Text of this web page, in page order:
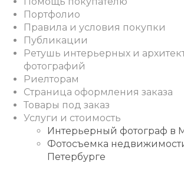
Портфолио
Правила и условия покупки
Публикации
Ретушь интерьерных и
фотографий
Риелторам
Страница оформления заказа
Товары под заказ
Услуги и стоимость
Интерьерный фотограф в
Фотосъемка
Петербурге